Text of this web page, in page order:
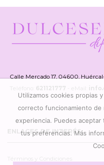
Calle Mercado 17, 04600,
Teléfono: 621121777
ENLACES DE INTERÉS
Términos y Condiciones
Utilizamos cookies propias
correcto funcionamiento
experiencia. Puedes
tus preferencias. Más